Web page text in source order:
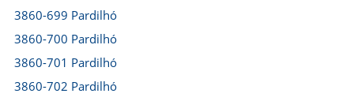
3860-699 Pardilhó
3860-700 Pardilhó
3860-701 Pardilhó
3860-702 Pardilhó